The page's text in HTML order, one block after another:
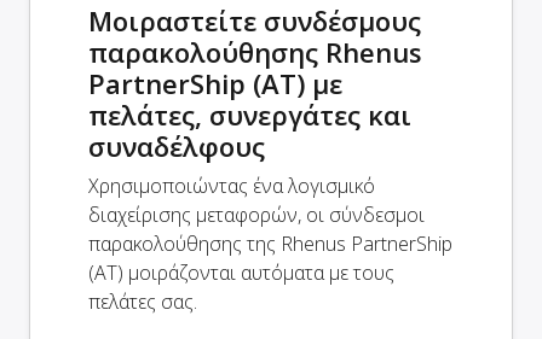
Μοιραστείτε συνδέσμους
παρακολούθησης Rhenus
PartnerShip (AT) με
πελάτες, συνεργάτες και
συναδέλφους
Χρησιμοποιώντας ένα λογισμικό
διαχείρισης μεταφορών, οι σύνδεσμοι
παρακολούθησης της Rhenus PartnerShip
(AT) μοιράζονται αυτόματα με τους
πελάτες σας.